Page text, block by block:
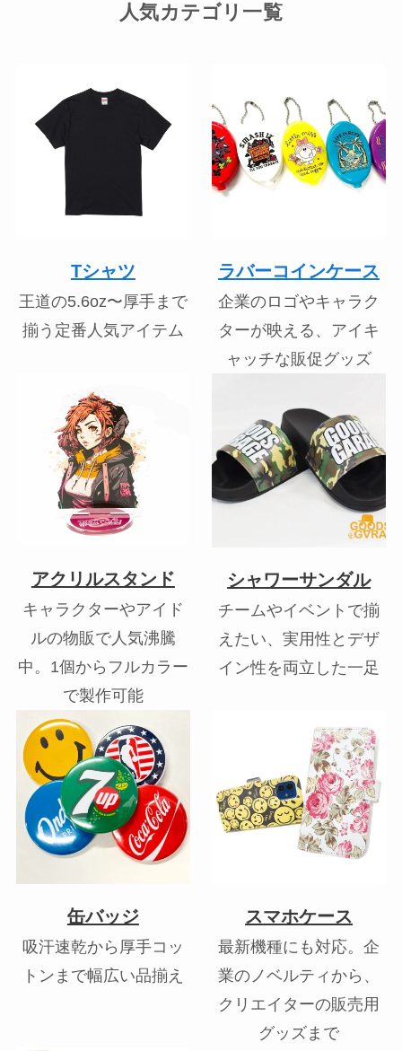
人気カテゴリ一覧
Tシャツ
王道の5.6oz〜厚手まで
揃う定番人気アイテム
ラバーコインケース
企業のロゴやキャラク
ターが映える、アイキ
ャッチな販促グッズ
アクリルスタンド
キャラクターやアイド
ルの物販で人気沸騰
中。1個からフルカラー
で製作可能
シャワーサンダル
チームやイベントで揃
えたい、実用性とデザ
イン性を両立した一足
缶バッジ
吸汗速乾から厚手コッ
トンまで幅広い品揃え
スマホケース
最新機種にも対応。企
業のノベルティから、
クリエイターの販売用
グッズまで